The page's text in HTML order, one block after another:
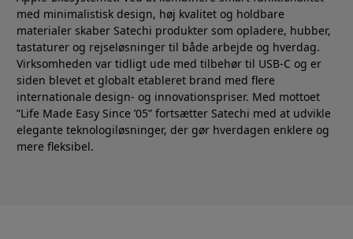
med minimalistisk design, høj kvalitet og holdbare
materialer skaber Satechi produkter som opladere, hubber,
tastaturer og rejseløsninger til både arbejde og hverdag.
Virksomheden var tidligt ude med tilbehør til USB-C og er
siden blevet et globalt etableret brand med flere
internationale design- og innovationspriser. Med mottoet
”Life Made Easy Since ’05” fortsætter Satechi med at udvikle
elegante teknologiløsninger, der gør hverdagen enklere og
mere fleksibel.